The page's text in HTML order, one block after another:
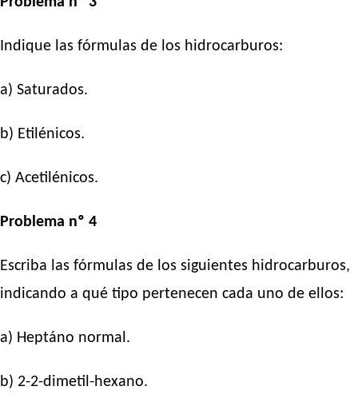
Indique las fórmulas de los hidrocarburos:
a) Saturados.
b) Etilénicos.
c) Acetilénicos.
Problema nº 4
Escriba las fórmulas de los siguientes hidrocarburos,
indicando a qué tipo pertenecen cada uno de ellos:
a) Heptáno normal.
b) 2-2-dimetil-hexano.